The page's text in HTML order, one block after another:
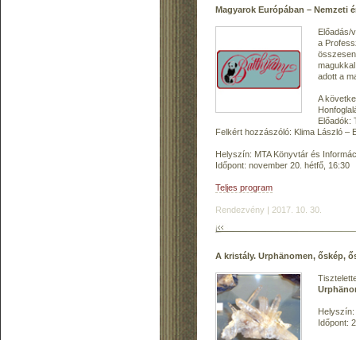
Magyarok Európában – Nemzeti
Előadás/
a
adott a
A
Előadók:
Felkért hozzászóló: Klima László –
Helyszín: MTA Könyvtár és
Időpont: november 20. hétfő, 16:30
Teljes program
Rendezvény | 2017. 10. 30.
A kristály. Urphänomen, őskép,
Helyszín:
Időpont: